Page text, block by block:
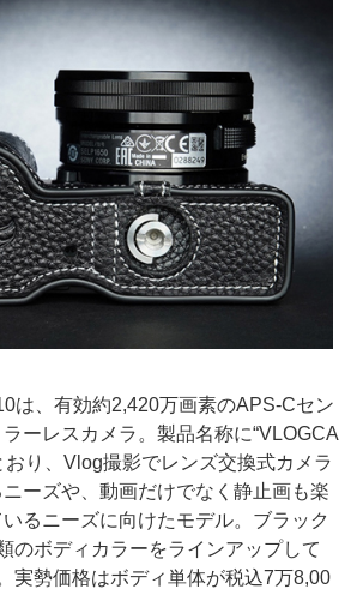
は、有効約2,420万画素のAPS-Cセン
ーレスカメラ。製品名称に“VLOGCA
おり、Vlog撮影でレンズ交換式カメラ
ーズや、動画だけでなく静止画も楽
るニーズに向けたモデル。ブラック
のボディカラーをラインアップして
実勢価格はボディ単体が税込7万8,00